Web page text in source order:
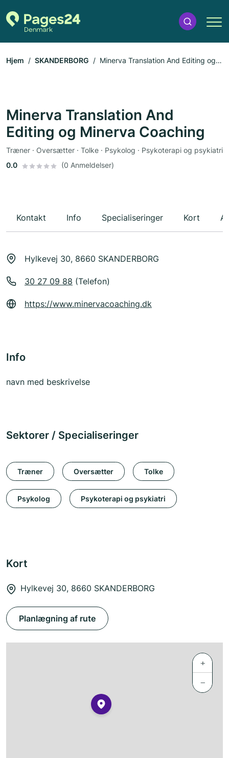
Hjem SKANDERBORG
Minerva Translation And Editing og
Minerva Translation And
Editing og Minerva Coaching
Træner · Oversætter · Tolke · Psykolog · Psykoterapi og psykiatri
0.0
(0 Anmeldelser)
Kontakt Info Specialiseringer Kort
Hylkevej 30, 8660 SKANDERBORG
30 27 09 88 (Telefon)
https://www.minervacoaching.dk
Info
navn med beskrivelse
Sektorer / Specialiseringer
Træner Oversætter Tolke
Psykolog Psykoterapi og psykiatri
Kort
Hylkevej 30, 8660 SKANDERBORG
Planlægning af rute
+
−